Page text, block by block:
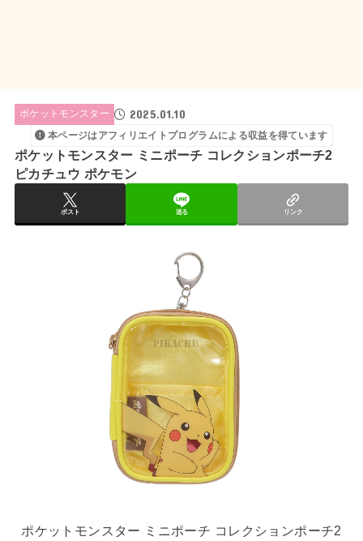
ポケットモンスター 2025.01.10
本ページはアフィリエイトプログラムによる収益を得ています
ポケットモンスター ミニポーチ コレクションポーチ2
ピカチュウ ポケモン
ポスト 送る リンク
ポケットモンスター ミニポーチ コレクションポーチ2